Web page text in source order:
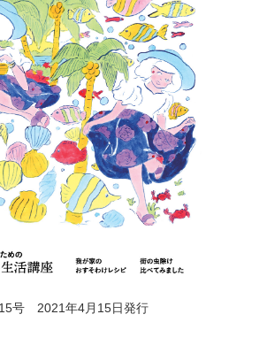
号 2021年4月15日発行